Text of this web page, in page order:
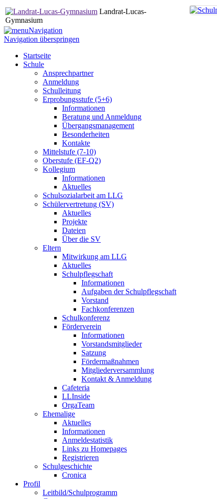
Landrat-Lucas-
Gymnasium
Navigation
Navigation überspringen
Startseite
Schule
Ansprechpartner
Anmeldung
Schulleitung
Erprobungsstufe (5+6)
Informationen
Beratung und Anmeldung
Übergangsmanagement
Besonderheiten
Kontakte
Mittelstufe (7-10)
Oberstufe (EF-Q2)
Kollegium
Informationen
Aktuelles
Schulsozialarbeit am LLG
Schülervertretung (SV)
Aktuelles
Projekte
Dateien
Über die SV
Eltern
Mitwirkung am LLG
Aktuelles
Schulpflegschaft
Informationen
Aufgaben der Schulpflegschaft
Vorstand
Fachkonferenzen
Schulkonferenz
Förderverein
Informationen
Vorstandsmitglieder
Satzung
Fördermaßnahmen
Mitgliederversammlung
Kontakt & Anmeldung
Cafeteria
LLInside
OrgaTeam
Ehemalige
Aktuelles
Informationen
Anmeldestatistik
Links zu Homepages
Registrieren
Schulgeschichte
Cronica
Profil
Leitbild/Schulprogramm